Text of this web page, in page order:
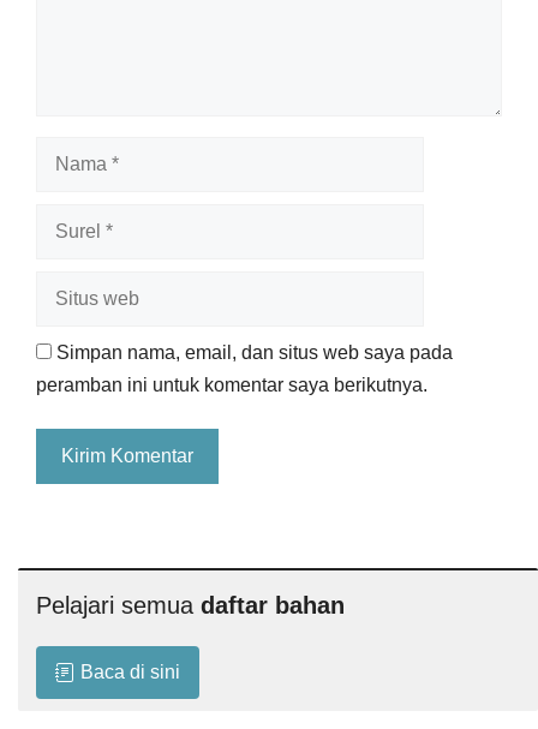
Simpan nama, email, dan situs web saya pada
peramban ini untuk komentar saya berikutnya.
Pelajari semua daftar bahan
Baca di sini